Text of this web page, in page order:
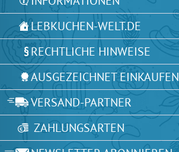
LEBKUCHEN-WELT.DE
RECHTLICHE HINWEISE
AUSGEZEICHNET EINKAUFEN
VERSAND-PARTNER
ZAHLUNGSARTEN